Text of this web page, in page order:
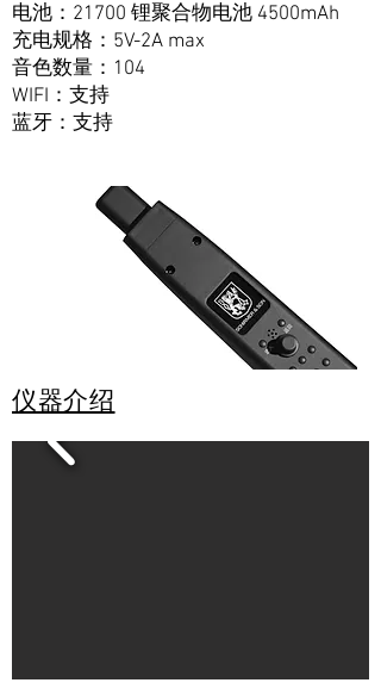
电池：21700 锂聚合物电池 4500mAh
充电规格：5V-2A max
音色数量：104
WIFI： 支持
​蓝牙：支持
仪器介绍